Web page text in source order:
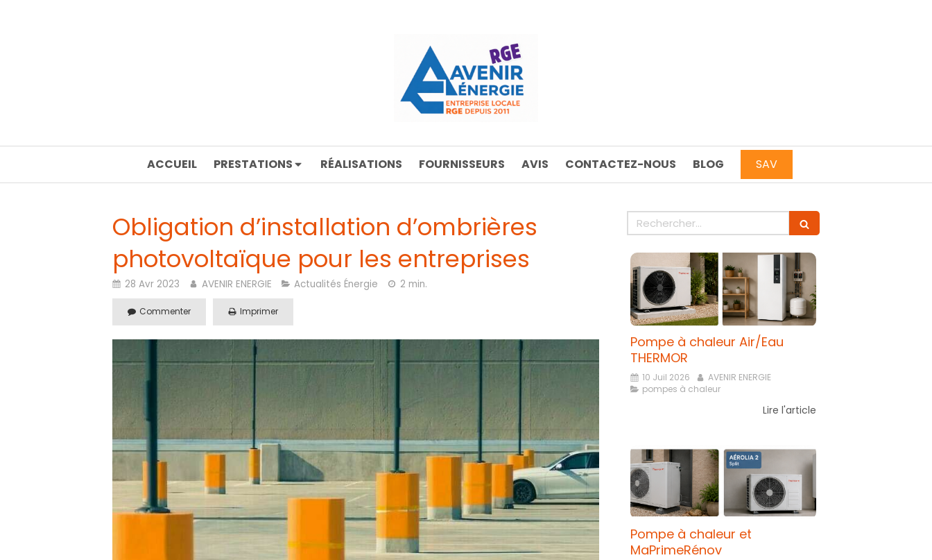
ACCUEIL PRESTATIONS RÉALISATIONS FOURNISSEURS AVIS CONTACTEZ-NOUS BLOG SAV
Obligation d’installation d’ombrières
photovoltaïque pour les entreprises
28 Avr 2023 AVENIR ENERGIE Actualités Énergie 2 min.
Commenter Imprimer
Rechercher
Pompe à chaleur Air/Eau
THERMOR
10 Juil 2026
AVENIR ENERGIE
pompes à chaleur
Lire l'article
Pompe à chaleur et
MaPrimeRénov